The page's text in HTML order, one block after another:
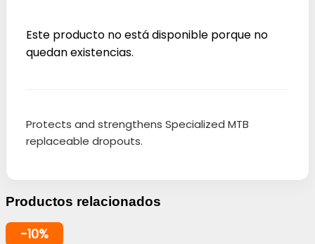
Este producto no está disponible porque no
quedan existencias.
Protects and strengthens Specialized MTB
replaceable dropouts.
Productos relacionados
-10%